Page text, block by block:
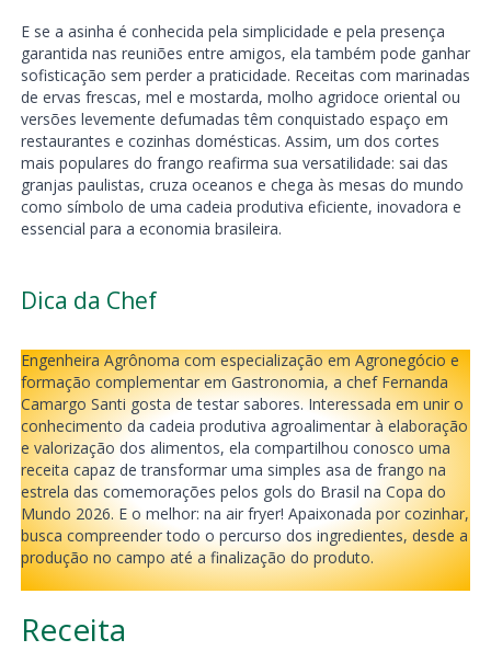
E se a asinha é conhecida pela simplicidade e pela presença
garantida nas reuniões entre amigos, ela também pode ganhar
sofisticação sem perder a praticidade. Receitas com marinadas
de ervas frescas, mel e mostarda, molho agridoce oriental ou
versões levemente defumadas têm conquistado espaço em
restaurantes e cozinhas domésticas. Assim, um dos cortes
mais populares do frango reafirma sua versatilidade: sai das
granjas paulistas, cruza oceanos e chega às mesas do mundo
como símbolo de uma cadeia produtiva eficiente, inovadora e
essencial para a economia brasileira.
Dica da Chef
Engenheira Agrônoma com especialização em Agronegócio e
formação complementar em Gastronomia, a chef Fernanda
Camargo Santi gosta de testar sabores. Interessada em unir o
conhecimento da cadeia produtiva agroalimentar à elaboração
e valorização dos alimentos, ela compartilhou conosco uma
receita capaz de transformar uma simples asa de frango na
estrela das comemorações pelos gols do Brasil na Copa do
Mundo 2026. E o melhor: na air fryer! Apaixonada por cozinhar,
busca compreender todo o percurso dos ingredientes, desde a
produção no campo até a finalização do produto.
Receita